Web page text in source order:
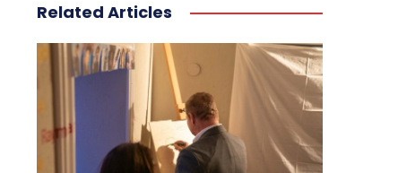
Related Articles